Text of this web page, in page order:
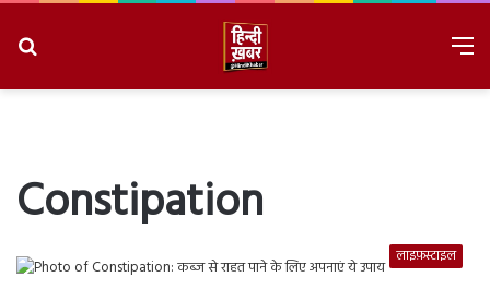
Constipation
लाइफ़स्टाइल